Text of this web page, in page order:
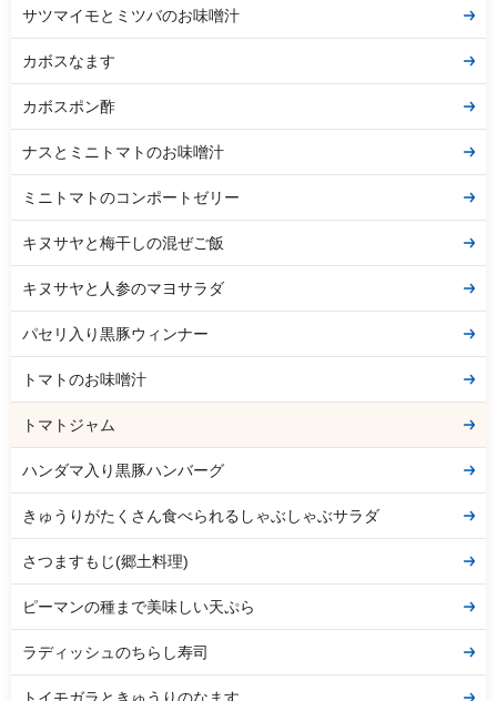
サツマイモとミツバのお味噌汁
カボスなます
カボスポン酢
ナスとミニトマトのお味噌汁
ミニトマトのコンポートゼリー
キヌサヤと梅干しの混ぜご飯
キヌサヤと人参のマヨサラダ
パセリ入り黒豚ウィンナー
トマトのお味噌汁
トマトジャム
ハンダマ入り黒豚ハンバーグ
きゅうりがたくさん食べられるしゃぶしゃぶサラダ
さつますもじ(郷土料理)
ピーマンの種まで美味しい天ぷら
ラディッシュのちらし寿司
トイモガラときゅうりのなます